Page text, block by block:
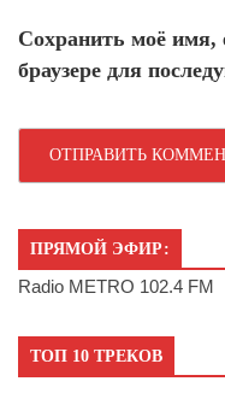
Сохранить моё имя,
браузере для
ПРЯМОЙ ЭФИР:
Radio METRO 102.4 FM
ТОП 10 ТРЕКОВ